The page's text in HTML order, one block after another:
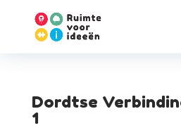
Dordtse
1